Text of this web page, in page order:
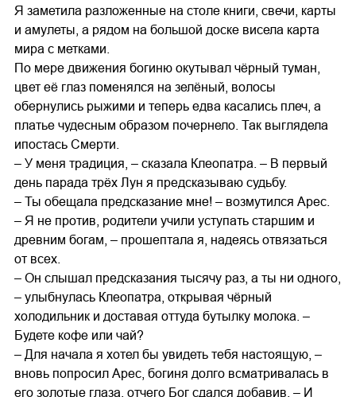
Я заметила разложенные на столе книги, свечи, карты
и амулеты, а рядом на большой доске висела карта
мира с метками.
По мере движения богиню окутывал чёрный туман,
цвет её глаз поменялся на зелёный, волосы
обернулись рыжими и теперь едва касались плеч, а
платье чудесным образом почернело. Так выглядела
ипостась Смерти.
– У меня традиция, – сказала Клеопатра. – В первый
день парада трёх Лун я предсказываю судьбу.
– Ты обещала предсказание мне! – возмутился Арес.
– Я не против, родители учили уступать старшим и
древним богам, – прошептала я, надеясь отвязаться
от всех.
– Он слышал предсказания тысячу раз, а ты ни одного,
– улыбнулась Клеопатра, открывая чёрный
холодильник и доставая оттуда бутылку молока. –
Будете кофе или чай?
– Для начала я хотел бы увидеть тебя настоящую, –
вновь попросил Арес, богиня долго всматривалась в
его золотые глаза, отчего Бог сдался добавив. – И